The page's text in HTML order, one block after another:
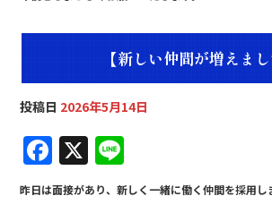
【新しい仲間が増えまし
投稿日 2026年5月14日
F
a
X
n
昨日は面接があり、新しく一緒に働く仲間を採用し